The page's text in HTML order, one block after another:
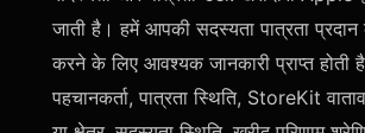
जाती है। हमें आपकी सदस्यता पात्रता
करने के लिए आवश्यक जानकारी प्राप्त होती
पहचानकर्ता, पात्रता स्थिति, StoreKit